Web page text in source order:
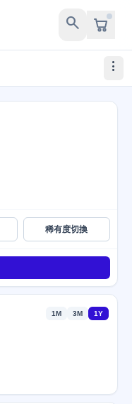
search
more_vert
稀有度切換
1M 3M 1Y